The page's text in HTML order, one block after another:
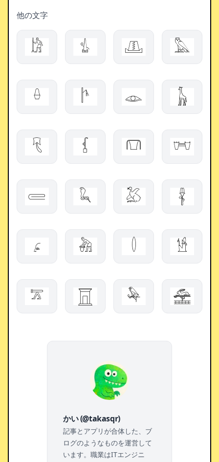
他の文字
𓀘 𓍓 𓊚 𓅓
𓏐 𓌄 𓁼 𓃱
𓄛 𓆶 𓋮 𓐦
𓄲 𓆗 𓅷 𓋂
𓂊 𓀩 𓎫 𓀳
𓎁 𓉱 𓅆 𓉆
かい (@takasqr)
記事とアプリが合体した、ブ
ログのようなものを運営して
います。職業はITエンジニ